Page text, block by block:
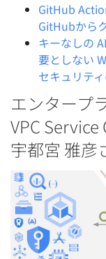
GitHub
GitHubから
キーなしの
要としない
セキュリテ
エンタープ
VPC
宇都宮 雅彦